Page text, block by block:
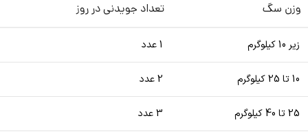
وزن سگ تعداد جویدنی در روز
زیر 10 کیلوگرم 1 عدد
10 تا 25 کیلوگرم 2 عدد
25 تا 40 کیلوگرم 3 عدد